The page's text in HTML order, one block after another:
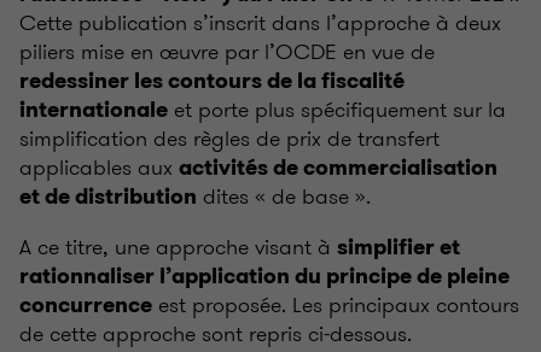
Cette publication s’inscrit dans l’approche à deux
piliers mise en œuvre par l’OCDE en vue de
redessiner les contours de la fiscalité
internationale et porte plus spécifiquement sur la
simplification des règles de prix de transfert
applicables aux activités de commercialisation
et de distribution dites « de base ».
A ce titre, une approche visant à simplifier et
rationnaliser l’application du principe de pleine
concurrence est proposée. Les principaux contours
de cette approche sont repris ci-dessous.